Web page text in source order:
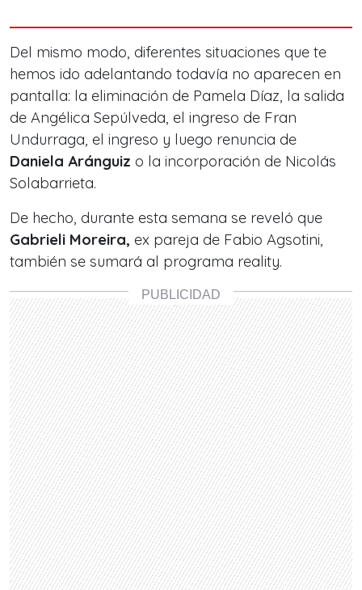
Del mismo modo, diferentes situaciones que te
hemos ido adelantando todavía no aparecen en
pantalla: la eliminación de Pamela Díaz, la salida
de Angélica Sepúlveda, el ingreso de Fran
Undurraga, el ingreso y luego renuncia de
Daniela Aránguiz o la incorporación de Nicolás
Solabarrieta.
De hecho, durante esta semana se reveló que
Gabrieli Moreira, ex pareja de Fabio Agsotini,
también se sumará al programa reality.